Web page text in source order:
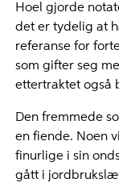
Hoel gjorde
det er tydelig at
referanse for
som gifter seg
ettertraktet også
Den fremmede
en fiende. Noen
finurlige i sin
gått i